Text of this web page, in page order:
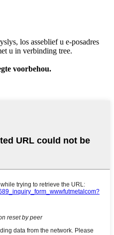
los asseblief u e-posadres
u in verbinding tree.
voorbehou.